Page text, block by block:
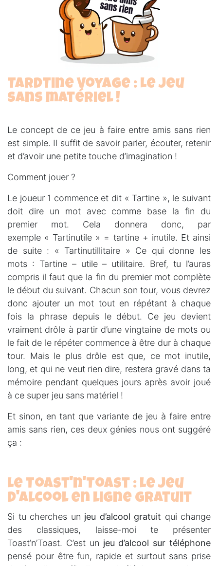
TardTine Voyage : Le jeu
sans matériel !
Le concept de ce jeu à faire entre amis sans rien
est simple. Il suffit de savoir parler, écouter, retenir
et d’avoir une petite touche d’imagination !
Comment jouer ?
Le joueur 1 commence et dit « Tartine », le suivant
doit dire un mot avec comme base la fin du
premier mot. Cela donnera donc, par
exemple « Tartinutile » = tartine + inutile. Et ainsi
de suite : « Tartinutillitaire » Ce qui donne les
mots : Tartine – utile – utilitaire. Bref, tu l’auras
compris il faut que la fin du premier mot complète
le début du suivant. Chacun son tour, vous devrez
donc ajouter un mot tout en répétant à chaque
fois la phrase depuis le début. Ce jeu devient
vraiment drôle à partir d’une vingtaine de mots ou
le fait de le répéter commence à être dur à chaque
tour. Mais le plus drôle est que, ce mot inutile,
long, et qui ne veut rien dire, restera gravé dans ta
mémoire pendant quelques jours après avoir joué
à ce super jeu sans matériel !
Et sinon, en tant que variante de jeu à faire entre
amis sans rien, ces deux génies nous ont suggéré
ça :
Le Toast'n'Toast : Le jeu
d'alcool en ligne gratuit
Si tu cherches un jeu d’alcool gratuit qui change
des classiques, laisse-moi te présenter
Toast’n’Toast. C’est un jeu d’alcool sur téléphone
pensé pour être fun, rapide et surtout sans prise